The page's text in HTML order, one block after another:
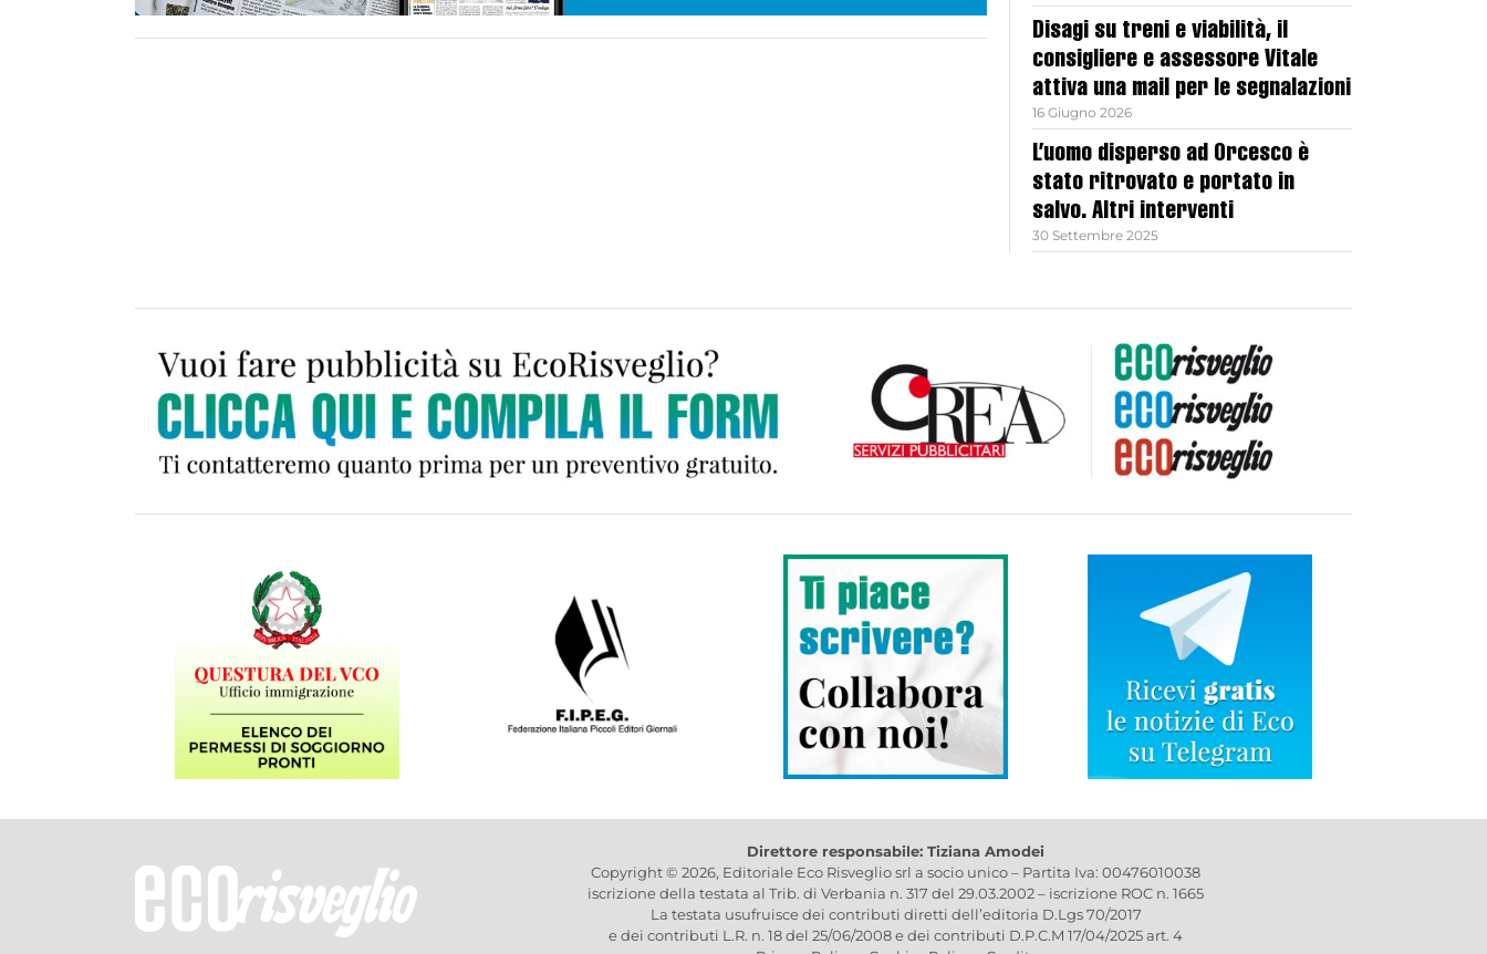
Disagi su treni e viabilità, il
consigliere e assessore Vitale
attiva una mail per le segnalazioni
16 Giugno 2026
L’uomo disperso ad Orcesco è
stato ritrovato e portato in
salvo. Altri interventi
30 Settembre 2025
Direttore responsabile: Tiziana Amodei
Copyright © 2026, Editoriale Eco Risveglio srl a socio unico – Partita Iva: 00476010038
iscrizione della testata al Trib. di Verbania n. 317 del 29.03.2002 – iscrizione ROC n. 1665
La testata usufruisce dei contributi diretti dell’editoria D.Lgs 70/2017
e dei contributi L.R. n. 18 del 25/06/2008 e dei contributi D.P.C.M 17/04/2025 art. 4